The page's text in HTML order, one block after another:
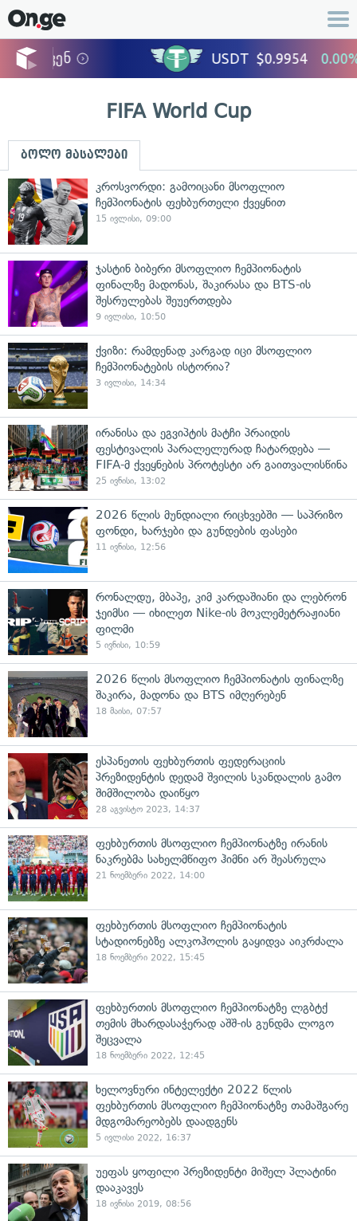
FIFA World Cup
ბოლო მასალები
კროსვორდი: გამოიცანი მსოფლიო
ჩემპიონატის ფეხბურთელი ქვეყნით
15 ივლისი, 09:00
ჯასტინ ბიბერი მსოფლიო ჩემპიონატის
ფინალზე მადონას, შაკირასა და BTS-ის
შესრულებას შეუერთდება
9 ივლისი, 10:50
ქვიზი: რამდენად კარგად იცი მსოფლიო
ჩემპიონატების ისტორია?
3 ივლისი, 14:34
ირანისა და ეგვიპტის მატჩი პრაიდის
ფესტივალის პარალელურად ჩატარდება —
FIFA-მ ქვეყნების პროტესტი არ გაითვალისწინა
25 ივნისი, 13:02
2026 წლის მუნდიალი რიცხვებში — საპრიზო
ფონდი, ხარჯები და გუნდების ფასები
11 ივნისი, 12:56
რონალდუ, მბაპე, კიმ კარდაშიანი და ლებრონ
ჯეიმსი — იხილეთ Nike-ის მოკლემეტრაჟიანი
ფილმი
5 ივნისი, 10:59
2026 წლის მსოფლიო ჩემპიონატის ფინალზე
შაკირა, მადონა და BTS იმღერებენ
18 მაისი, 07:57
ესპანეთის ფეხბურთის ფედერაციის
პრეზიდენტის დედამ შვილის სკანდალის გამო
შიმშილობა დაიწყო
28 აგვისტო 2023, 14:37
ფეხბურთის მსოფლიო ჩემპიონატზე ირანის
ნაკრებმა სახელმწიფო ჰიმნი არ შეასრულა
21 ნოემბერი 2022, 14:00
ფეხბურთის მსოფლიო ჩემპიონატის
სტადიონებზე ალკოჰოლის გაყიდვა აიკრძალა
18 ნოემბერი 2022, 15:45
ფეხბურთის მსოფლიო ჩემპიონატზე ლგბტქ
თემის მხარდასაჭერად აშშ-ის გუნდმა ლოგო
შეცვალა
18 ნოემბერი 2022, 12:45
ხელოვნური ინტელექტი 2022 წლის
ფეხბურთის მსოფლიო ჩემპიონატზე თამაშგარე
მდგომარეობებს დაადგენს
5 ივლისი 2022, 16:37
უეფას ყოფილი პრეზიდენტი მიშელ პლატინი
დააკავეს
18 ივნისი 2019, 08:56